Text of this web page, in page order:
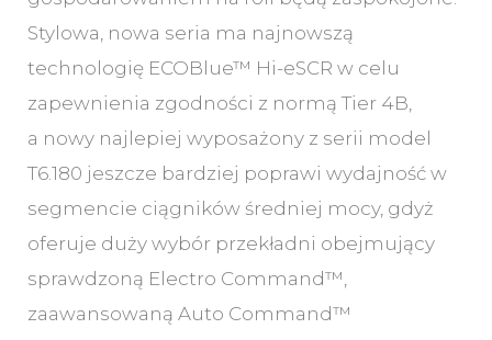
Stylowa, nowa seria ma najnowszą
technologię ECOBlue™ Hi-eSCR w celu
zapewnienia zgodności z normą Tier 4B,
a nowy najlepiej wyposażony z serii model
T6.180 jeszcze bardziej poprawi wydajność w
segmencie ciągników średniej mocy, gdyż
oferuje duży wybór przekładni obejmujący
sprawdzoną Electro Command™,
zaawansowaną Auto Command™